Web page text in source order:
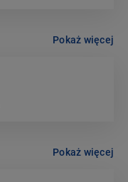
Pokaż więcej
Pokaż więcej